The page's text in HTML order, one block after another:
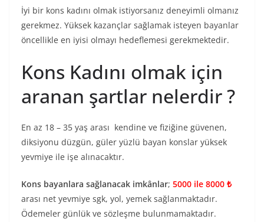
İyi bir kons kadını olmak istiyorsanız deneyimli olmanız
gerekmez. Yüksek kazançlar sağlamak isteyen bayanlar
öncellikle en iyisi olmayı hedeflemesi gerekmektedir.
Kons Kadını olmak için
aranan şartlar nelerdir ?
En az 18 – 35 yaş arası kendine ve fiziğine güvenen,
diksiyonu düzgün, güler yüzlü bayan konslar yüksek
yevmiye ile işe alınacaktır.
Kons bayanlara sağlanacak imkânlar; 5000 ile 8000 ₺
arası net yevmiye sgk, yol, yemek sağlanmaktadır.
Ödemeler günlük ve sözleşme bulunmamaktadır.